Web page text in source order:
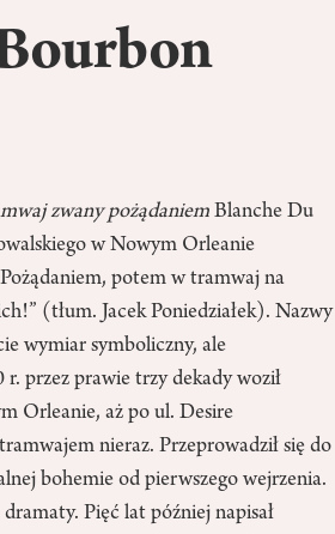
zwany pożądaniemBlanche Du
w Nowym Orleanie
potem w tramwaj na
(tłum. Jacek Poniedziałek). Nazwy
wymiar symboliczny, ale
przez prawie trzy dekady woził
Orleanie, aż po ul. Desire
nieraz. Przeprowadził się do
bohemie od pierwszego wejrzenia.
Pięć lat później napisał